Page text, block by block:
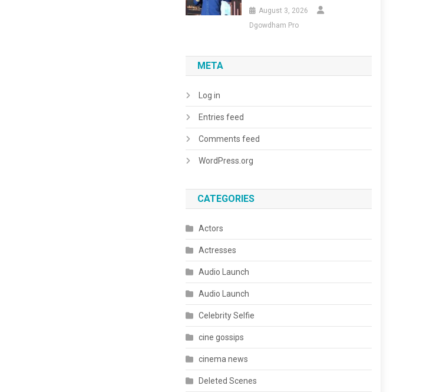
August 3, 2026
Dgowdham Pro
META
Log in
Entries feed
Comments feed
WordPress.org
CATEGORIES
Actors
Actresses
Audio Launch
Audio Launch
Celebrity Selfie
cine gossips
cinema news
Deleted Scenes